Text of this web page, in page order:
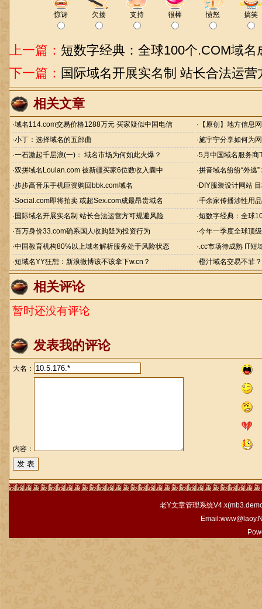
惊讶 欠揍 支持 很棒 愤怒 搞笑
上一篇： 短数字经典：全球100个.COM域名
下一篇： 国际域名开展实名制 站长合法运
相关文章
·域名114.com交易价格1288万元 买家疑似中国电信 · 【原创】地方信息
·小丁：选择域名的五部曲 ·施宇宁分享如何为
·一石激起千层浪(一)： 域名市场为何如此火爆？ ·5月中国域名服务商
·双拼域名Loulan.com 被新疆买家6位数收入囊中 ·拼音域名纷纷“外逃
·步步高音乐手机巨资购回bbk.com域名 · DIY服装设计网站
·Social.com即将拍卖 或超Sex.com成最昂贵域名 ·千余家传播涉性用
· 国际域名开展实名制 站长合法运营方可规避风险 ·短数字经典：全球
·百万身价33.com确系国人收购疑为投资行为 ·今年一季度全球顶
·中国教育机构80%以上域名解析服务处于风险状态 ·.cc市场待成熟 IT短
·短域名YY狂想：新浪微博该不该拿下w.cn？ ·橙汁域名交易不菲
相关评论
暂时还没有评论
发表我的评论
大名：
内容：
老Y文章管理系统V4.x(